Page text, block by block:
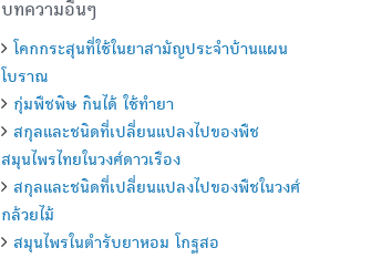
บทความอื่นๆ
โคกกระสุนที่ใช้ในยาสามัญประจำบ้านแผน
โบราณ
กุ่มพืชพิษ กินได้ ใช้ทำยา
สกุลและชนิดที่เปลี่ยนแปลงไปของพืช
สมุนไพรไทยในวงศ์ดาวเรือง
สกุลและชนิดที่เปลี่ยนแปลงไปของพืชในวงศ์
กล้วยไม้
สมุนไพรในตำรับยาหอม โกฐสอ